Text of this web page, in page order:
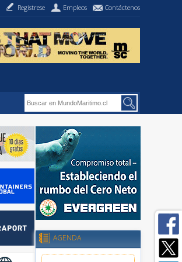
Regístrese Empleos Contáctenos
AGENDA